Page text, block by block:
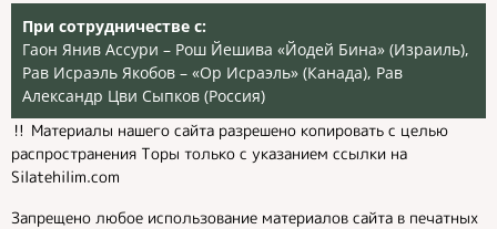
При сотрудничестве с:
Гаон Янив Ассури – Рош Йешива «Йодей Бина» (Израиль),
Рав Исраэль Якобов – «Ор Исраэль» (Канада), Рав
Александр Цви Сыпков (Россия)
‼️ Материалы нашего сайта разрешено копировать с целью
распространения Торы только с указанием ссылки на
Silatehilim.com
Запрещено любое использование материалов сайта в печатных